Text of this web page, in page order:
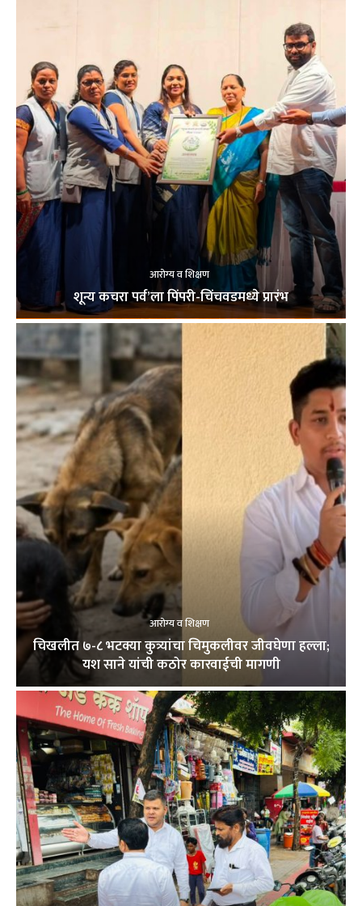
आरोग्य व शिक्षण
शून्य कचरा पर्व’ला पिंपरी-चिंचवडमध्ये प्रारंभ
आरोग्य व शिक्षण
चिखलीत ७-८ भटक्या कुत्र्यांचा चिमुकलीवर जीवघेणा हल्ला;
यश साने यांची कठोर कारवाईची मागणी